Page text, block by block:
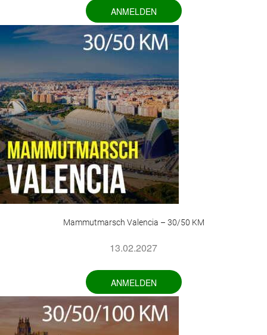
ANMELDEN
Mammutmarsch Valencia – 30/50 KM
13.02.2027
ANMELDEN